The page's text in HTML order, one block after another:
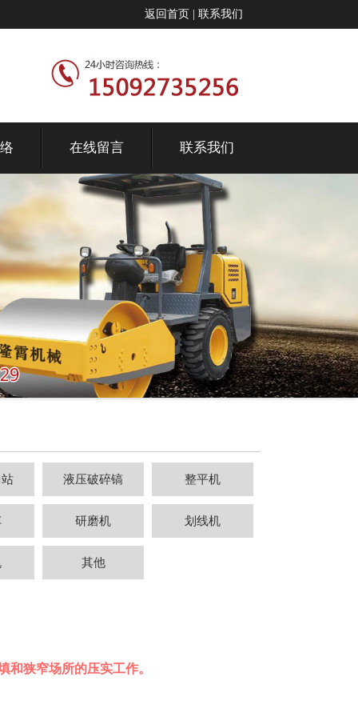
返回首页 联系我们
在线留言 联系我们
液压破碎镐 整平机
研磨机 划线机
其他
和狭窄场所的压实工作。